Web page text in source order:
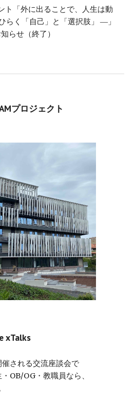
ト「外に出ることで、人生は動
らく「自己」と「選択肢」 ―」
らせ （終了）
プロジェクト
xTalks
催される交流座談会で
OB/OG・教職員なら、